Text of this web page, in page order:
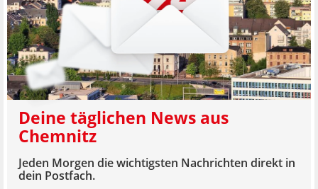
Deine täglichen News aus
Chemnitz
Jeden Morgen die wichtigsten Nachrichten direkt in
dein Postfach.